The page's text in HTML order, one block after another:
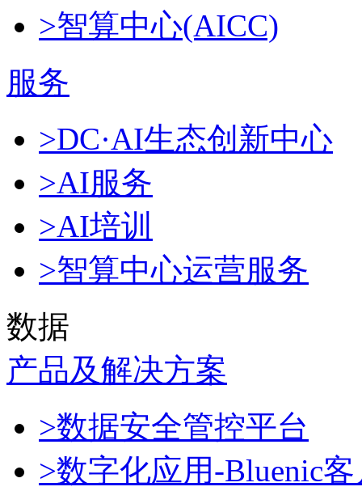
>智算中心(AICC)
服务
>DC·AI生态创新中心
>AI服务
>AI培训
>智算中心运营服务
数据
产品及解决方案
>数据安全管控平台
>数字化应用-Bluenic